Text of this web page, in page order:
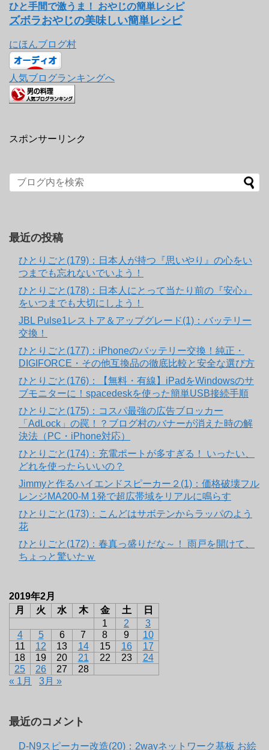
ひと手間で激うま！ おやじの簡単レシピ
ズボラおやじの美味しい簡単レシピ
にほんブログ村
人気ブログランキングへ
スポンサーリンク
最近の投稿
ひとりごと(179)：日本人が持つ『思いやり』の心をい
つまでも忘れないでいよう！
ひとりごと(178)：日本人にとって当たり前の『安心』
をいつまでも大切にしよう！
JBL Pulse1レストア＆アップグレード(1)：バッテリー
交換！
ひとりごと(177)：iPhoneのバッテリー交換！純正・
DIGIFORCE・その他互換品の徹底比較と安全な選び方
ひとりごと(176)：【無料・有線】iPadをWindowsのサ
ブモニターに！spacedeskを使った簡単USB接続手順
ひとりごと(175)：コスパ最強の広告ブロッカー
「AdLock」の罠！？ブログ村のバナーが消えた時の解
決法（PC・iPhone対応）
ひとりごと(174)：充電ポートが多すぎる！ いったい、
どれを使ったらいいの？
Jimmyと作るハイエンドスピーカー２(1)：価格破壊フル
レンジMA200-M 1発で超広帯域をリアルに鳴らす
ひとりごと(173)：こんどはサボテンからラッパのよう
花
ひとりごと(172)：春真っ盛りだな～！ 雨戸を開けて、
ちょっと驚いたｗ
2019年2月
月
火 水 木 金 土
日
1
2
3
4
5 6 7 8 9
10
11
12 13 14 15 16
17
18
19 20 21 22 23
24
25
26 27
28
« 1月
3月 »
最近のコメント
D-N9スピーカー改造(20)：2wayネットワーク基板 お絵